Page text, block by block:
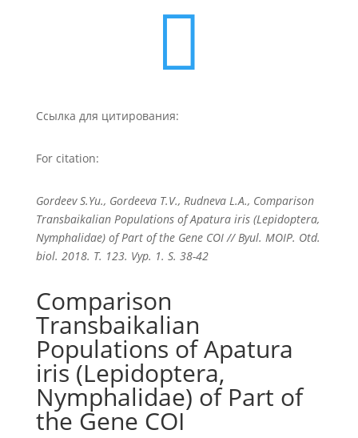

Ссылка для цитирования:
For citation:
Gordeev S.Yu., Gordeeva T.V., Rudneva L.A., Comparison
Transbaikalian Populations of Apatura iris (Lepidoptera,
Nymphalidae) of Part of the Gene COI // Byul. MOIP. Otd.
biol. 2018. T. 123. Vyp. 1. S. 38-42
Comparison
Transbaikalian
Populations of Apatura
iris (Lepidoptera,
Nymphalidae) of Part of
the Gene COI